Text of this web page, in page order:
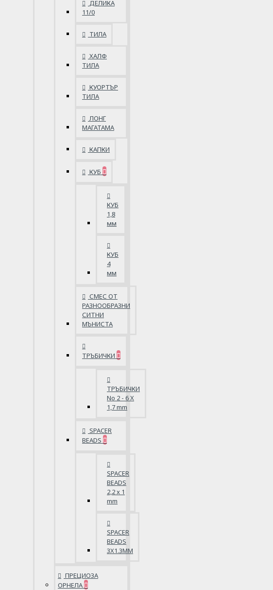
ДЕЛИКА
11/0
ТИЛА
ХАЛФ
ТИЛА
КУОРТЪР
ТИЛА
ЛОНГ
МАГАТАМА
КАПКИ
КУБ
КУБ
1,8
мм
КУБ
4
мм
СМЕС ОТ
РАЗНООБРАЗНИ
СИТНИ
МЪНИСТА
ТРЪБИЧКИ
ТРЪБИЧКИ
No 2 - 6 X
1,7 mm
SPACER
BEADS
SPACER
BEADS
2,2 x 1
mm
SPACER
BEADS
3X1.3MM
ПРЕЦИОЗА
ОРНЕЛА